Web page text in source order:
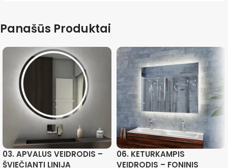
Panašūs Produktai
03. APVALUS VEIDRODIS –
ŠVIEČIANTI LINIJA
06. KETURKAMPIS
VEIDRODIS – FONINIS